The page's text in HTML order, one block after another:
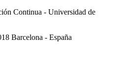
Continua - Universidad de
Barcelona - España